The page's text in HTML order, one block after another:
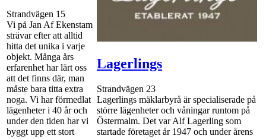
Strandvägen 15
Vi på Jan Af Ekenstam
strävar efter att alltid
hitta det unika i varje
objekt. Många års
erfarenhet har lärt oss
att det finns där, man
måste bara titta extra
noga. Vi har förmedlat
lägenheter i 40 år och
under den tiden har vi
byggt upp ett stort
Lagerlings
Strandvägen 23
Lagerlings mäklarbyrå är specialiserade på
större lägenheter och våningar runtom på
Östermalm. Det var Alf Lagerling som
startade företaget år 1947 och under årens